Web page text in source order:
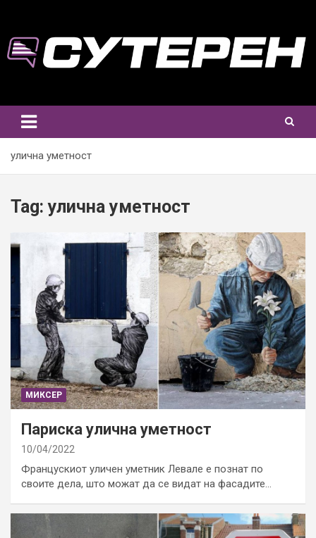
content
улична уметност
Tag:улична уметност
МИКСЕР
Париска улична уметност
10/04/2022
Францускиот уличен уметник Левале е познат по
своите дела, што можат да се видат на фасадите…